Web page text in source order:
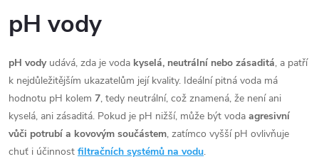
pH vody
pH vodyudává, zda je voda kyselá, neutrální nebo zásaditá, a patří
k nejdůležitějším ukazatelům její kvality. Ideální pitná voda má
hodnotu pH kolem 7, tedy neutrální, což znamená, že není ani
kyselá, ani zásaditá. Pokud je pH nižší, může být voda agresivní
vůči potrubí a kovovým součástem, zatímco vyšší pH ovlivňuje
chuť i účinnost filtračních systémů na vodu.